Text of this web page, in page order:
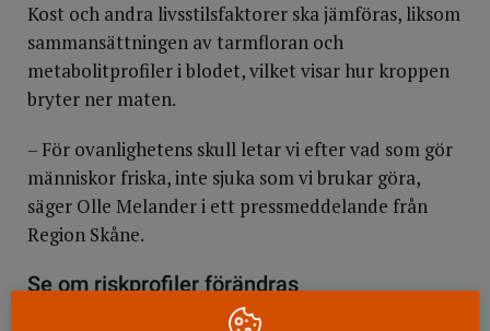
Kost och andra livsstilsfaktorer ska jämföras, liksom
sammansättningen av tarmfloran och
metabolitprofiler i blodet, vilket visar hur kroppen
bryter ner maten.
– För ovanlighetens skull letar vi efter vad som gör
människor friska, inte sjuka som vi brukar göra,
säger Olle Melander i ett pressmeddelande från
Region Skåne.
Se om riskprofiler förändras
Som en del av studierna kommer också 200